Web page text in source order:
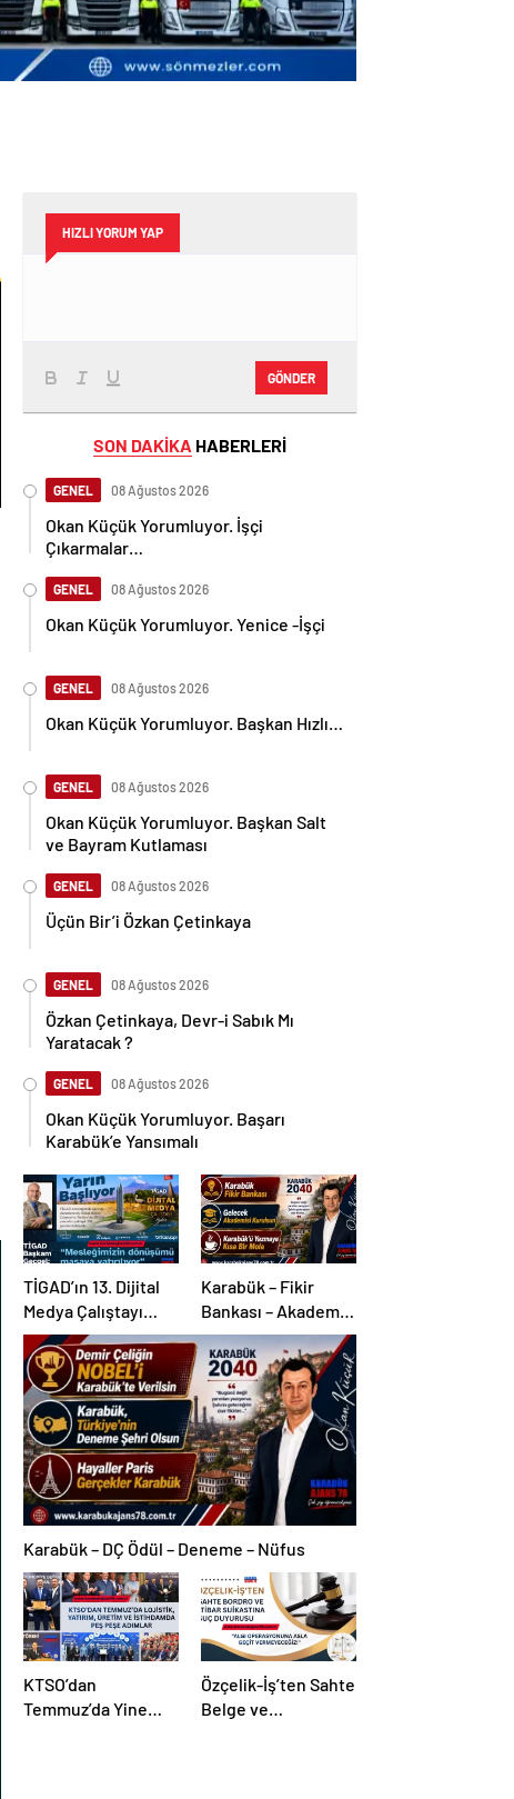
HIZLI YORUM YAP
GÖNDER
SON DAKİKA HABERLERİ
GENEL 08 Ağustos 2026
Okan Küçük Yorumluyor. İşçi
Çıkarmalar…
GENEL 08 Ağustos 2026
Okan Küçük Yorumluyor. Yenice -İşçi
GENEL 08 Ağustos 2026
Okan Küçük Yorumluyor. Başkan Hızlı…
GENEL 08 Ağustos 2026
Okan Küçük Yorumluyor. Başkan Salt
ve Bayram Kutlaması
GENEL 08 Ağustos 2026
Üçün Bir’i Özkan Çetinkaya
GENEL 08 Ağustos 2026
Özkan Çetinkaya, Devr-i Sabık Mı
Yaratacak ?
GENEL 08 Ağustos 2026
Okan Küçük Yorumluyor. Başarı
Karabük’e Yansımalı
TİGAD’ın 13. Dijital
Medya Çalıştayı
Iğdır’da…
Karabük – Fikir
Bankası – Akademi –
Mola
Karabük – DÇ Ödül – Deneme – Nüfus
KTSO’dan
Temmuz’da Yine
Özçelik-İş’ten Sahte
Belge ve